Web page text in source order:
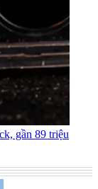
gần 89 triệu